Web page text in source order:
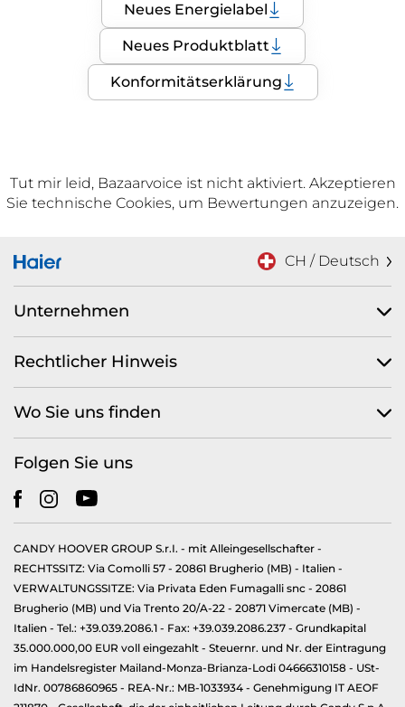
Neues Energielabel
Neues Produktblatt
Konformitätserklärung
Tut mir leid, Bazaarvoice ist nicht aktiviert. Akzeptieren
Sie technische Cookies, um Bewertungen anzuzeigen.
CH / Deutsch
Unternehmen
Rechtlicher Hinweis
Wo Sie uns finden
Folgen Sie uns
CANDY HOOVER GROUP S.r.I. - mit Alleingesellschafter -
RECHTSSITZ: Via Comolli 57 - 20861 Brugherio (MB) - Italien -
VERWALTUNGSSITZE: Via Privata Eden Fumagalli snc - 20861
Brugherio (MB) und Via Trento 20/A-22 - 20871 Vimercate (MB) -
Italien - Tel.: +39.039.2086.1 - Fax: +39.039.2086.237 - Grundkapital
35.000.000,00 EUR voll eingezahlt - Steuernr. und Nr. der Eintragung
im Handelsregister Mailand-Monza-Brianza-Lodi 04666310158 - USt-
IdNr. 00786860965 - REA-Nr.: MB-1033934 - Genehmigung IT AEOF